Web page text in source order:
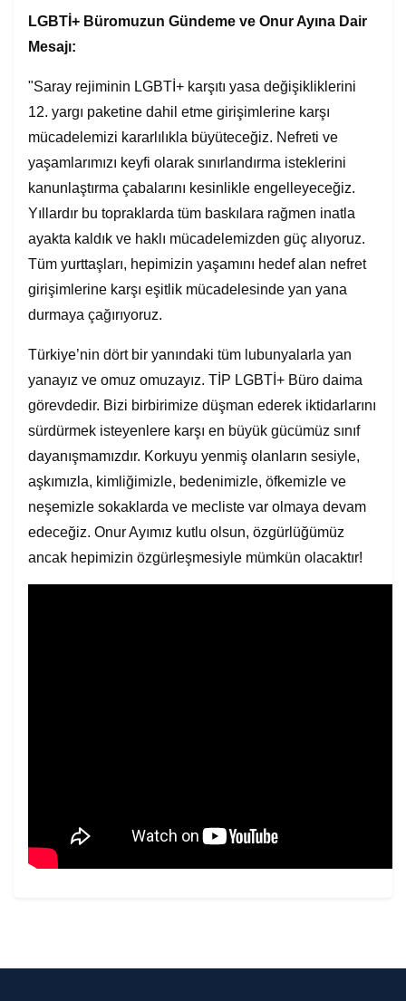
LGBTİ+ Büromuzun Gündeme ve Onur Ayına Dair
Mesajı:
"Saray rejiminin LGBTİ+ karşıtı yasa değişikliklerini
12. yargı paketine dahil etme girişimlerine karşı
mücadelemizi kararlılıkla büyüteceğiz. Nefreti ve
yaşamlarımızı keyfi olarak sınırlandırma isteklerini
kanunlaştırma çabalarını kesinlikle engelleyeceğiz.
Yıllardır bu topraklarda tüm baskılara rağmen inatla
ayakta kaldık ve haklı mücadelemizden güç alıyoruz.
Tüm yurttaşları, hepimizin yaşamını hedef alan nefret
girişimlerine karşı eşitlik mücadelesinde yan yana
durmaya çağırıyoruz.
Türkiye’nin dört bir yanındaki tüm lubunyalarla yan
yanayız ve omuz omuzayız. TİP LGBTİ+ Büro daima
görevdedir. Bizi birbirimize düşman ederek iktidarlarını
sürdürmek isteyenlere karşı en büyük gücümüz sınıf
dayanışmamızdır. Korkuyu yenmiş olanların sesiyle,
aşkımızla, kimliğimizle, bedenimizle, öfkemizle ve
neşemizle sokaklarda ve mecliste var olmaya devam
edeceğiz. Onur Ayımız kutlu olsun, özgürlüğümüz
ancak hepimizin özgürleşmesiyle mümkün olacaktır!